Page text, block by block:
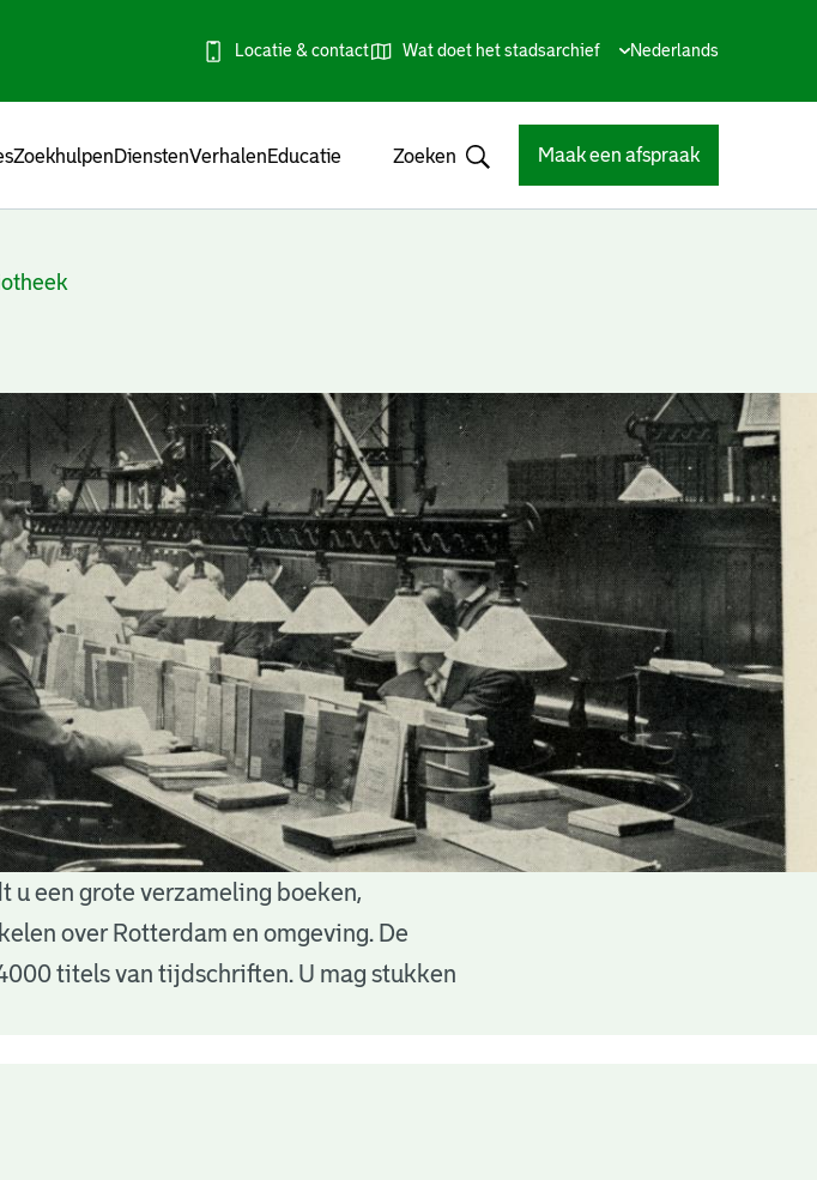
Locatie & contact Wat doet het stadsarchief
Huidige
Nederlands
ZoekhulpenDienstenVerhalenEducatie Zoeken Maak een afspraak
een grote verzameling boeken,
over Rotterdam en omgeving. De
titels van tijdschriften. U mag stukken